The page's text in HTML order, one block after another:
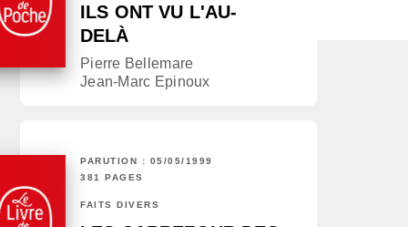
ILS ONT VU L'AU-
DELÀ
Pierre Bellemare
Jean-Marc Epinoux
PARUTION : 05/05/1999
381 PAGES
FAITS DIVERS